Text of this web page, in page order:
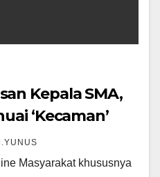
Kepala SMA,
‘Kecaman’
Masyarakat khususnya